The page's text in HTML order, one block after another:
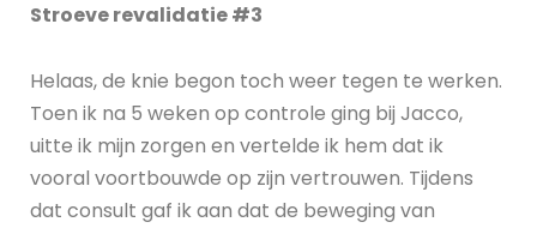
Stroeve revalidatie #3
Helaas, de knie begon toch weer tegen te werken.
Toen ik na 5 weken op controle ging bij Jacco,
uitte ik mijn zorgen en vertelde ik hem dat ik
vooral voortbouwde op zijn vertrouwen. Tijdens
dat consult gaf ik aan dat de beweging van